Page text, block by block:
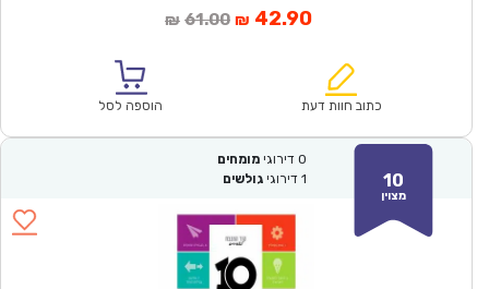
₪ 61.00המחיר
₪61.00.
₪ 42.90המחיר
הוא:
כתוב חוות דעת הוספה לסל
10
מצוין
0 דירוגי מומחים
1 דירוגי גולשים